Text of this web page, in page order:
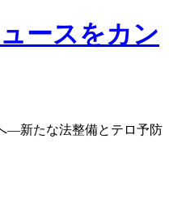
ースをカン
—新たな法整備とテロ予防